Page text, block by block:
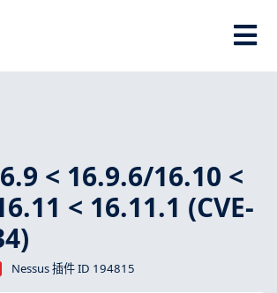
< 16.9.6/16.10 <
< 16.11.1 (CVE-
Nessus 插件 ID 194815